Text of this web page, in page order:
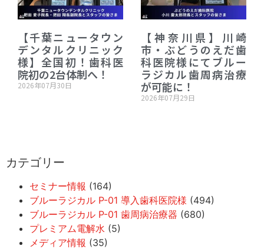
【千葉ニュータウン
デンタルクリニック
様】全国初！歯科医
院初の2台体制へ！
2026年07月30日
【神奈川県】川崎
市・ぶどうのえだ歯
科医院様にてブルー
ラジカル歯周病治療
が可能に！
2026年07月29日
カテゴリー
セミナー情報 (164)
ブルーラジカル P-01 導入歯科医院様 (494)
ブルーラジカル P-01 歯周病治療器 (680)
プレミアム電解水 (5)
メディア情報 (35)